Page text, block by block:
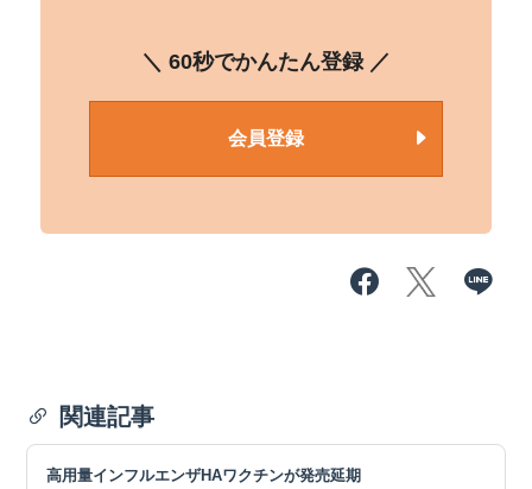
＼ 60秒でかんたん登録 ／
会員登録
関連記事
高用量インフルエンザHAワクチンが発売延期